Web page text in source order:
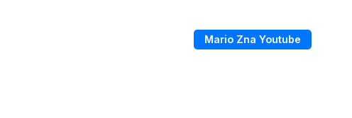
Mario Zna Youtube